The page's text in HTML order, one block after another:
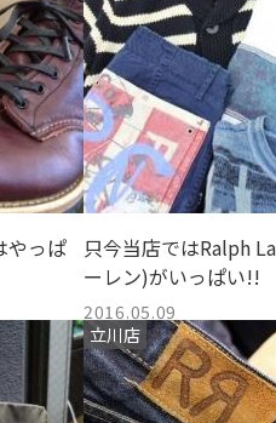
やっぱ
只今当店ではRalph
ーレン)がいっぱい!!
2016.05.09
立川店